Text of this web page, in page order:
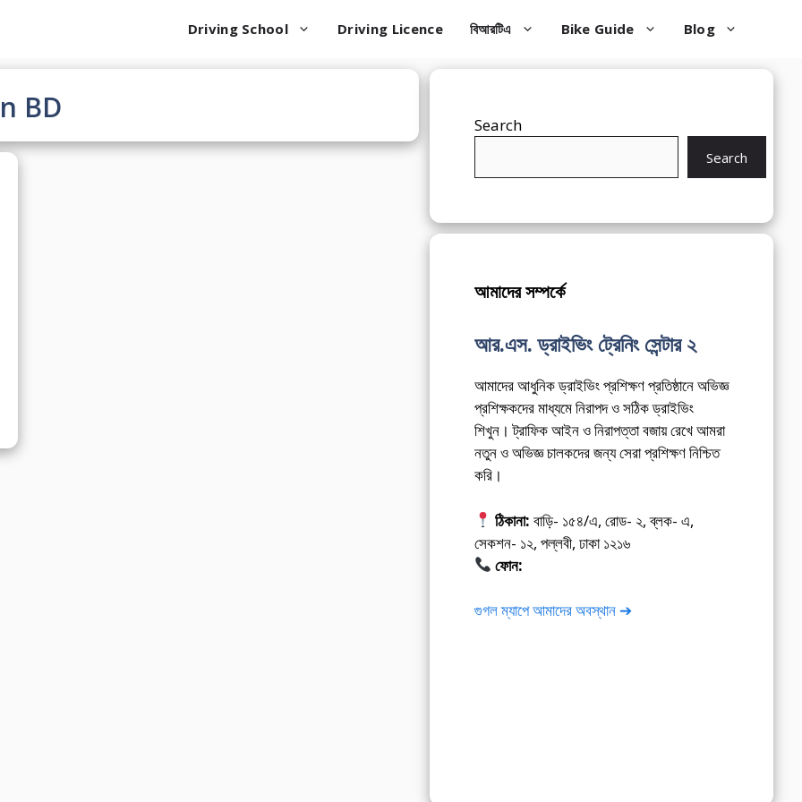
Driving School Driving Licence বিআরটিএ Bike Guide Blog
BD Search
Search
আমাদের সম্পর্কে
আর.এস. ড্রাইভিং ট্রেনিং সেন্টার ২
আমাদের আধুনিক ড্রাইভিং প্রশিক্ষণ প্রতিষ্ঠানে অভিজ্ঞ
প্রশিক্ষকদের মাধ্যমে নিরাপদ ও সঠিক ড্রাইভিং
শিখুন। ট্রাফিক আইন ও নিরাপত্তা বজায় রেখে আমরা
নতুন ও অভিজ্ঞ চালকদের জন্য সেরা প্রশিক্ষণ নিশ্চিত
করি।
ঠিকানা: বাড়ি- ১৫৪/এ, রোড- ২, ব্লক- এ,
সেকশন- ১২, পল্লবী, ঢাকা ১২১৬
ফোন:
গুগল ম্যাপে আমাদের অবস্থান ➔